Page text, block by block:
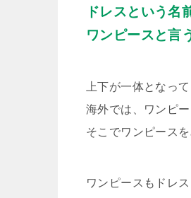
ドレスという名
ワンピースと言
上下が一体となっ
海外では、ワンピ
そこでワンピース
ワンピースもドレス